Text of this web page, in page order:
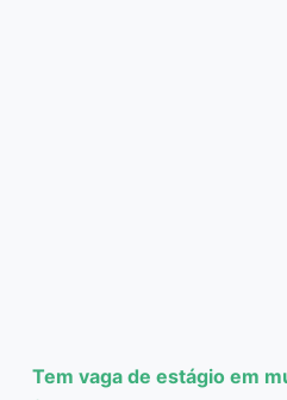
Tem vaga de estágio em